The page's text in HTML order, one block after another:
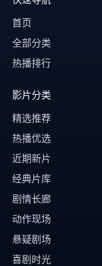
首页
全部分类
热播排行
影片分类
精选推荐
热播优选
近期新片
经典片库
剧情长廊
动作现场
悬疑剧场
喜剧时光